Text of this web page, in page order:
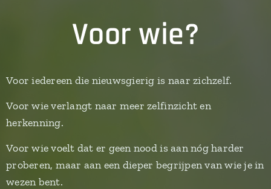
Voor wie?
Voor iedereen die nieuwsgierig is naar zichzelf.
Voor wie verlangt naar meer zelfinzicht en
herkenning.
Voor wie voelt dat er geen nood is aan nóg harder
proberen, maar aan een dieper begrijpen van wie je in
wezen bent.